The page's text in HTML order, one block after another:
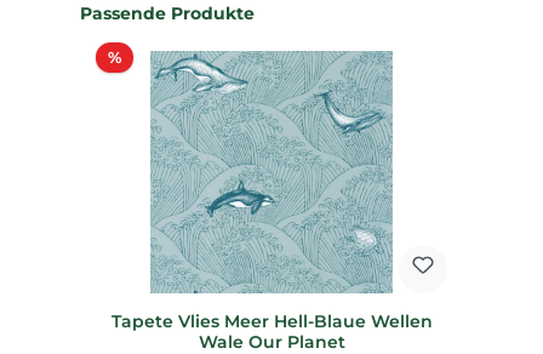
Produktgalerie überspringen
Passende Produkte
%Rabatt
Tapete Vlies Meer Hell-Blaue Wellen
Wale Our Planet